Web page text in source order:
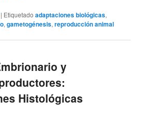
| Etiquetado adaptaciones biológicas,
,gametogénesis,reproducción animal
y
Histológicas